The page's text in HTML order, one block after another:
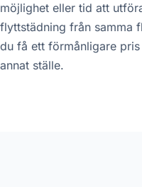
möjlighet eller tid att
flyttstädning från samma
du få ett förmånligare
annat ställe.